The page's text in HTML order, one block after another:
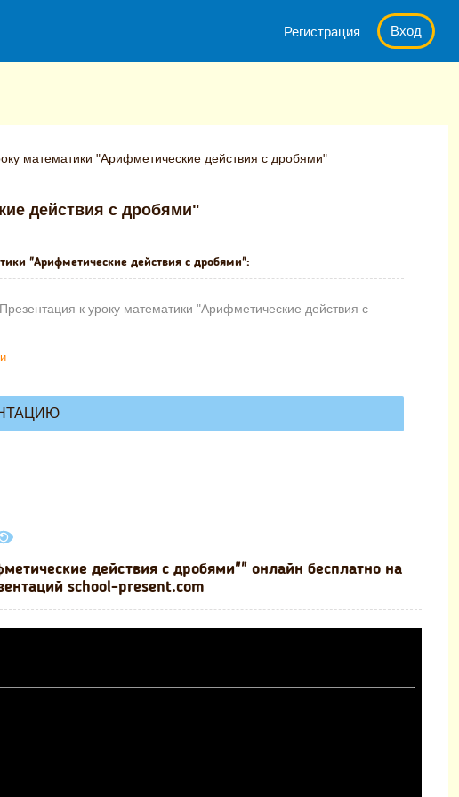
Регистрация Вход
математики "Арифметические действия с дробями"
действия с дробями"
"Арифметические действия с дробями":
к уроку математики "Арифметические действия с
действия с дробями"" онлайн бесплатно на
school-present.com